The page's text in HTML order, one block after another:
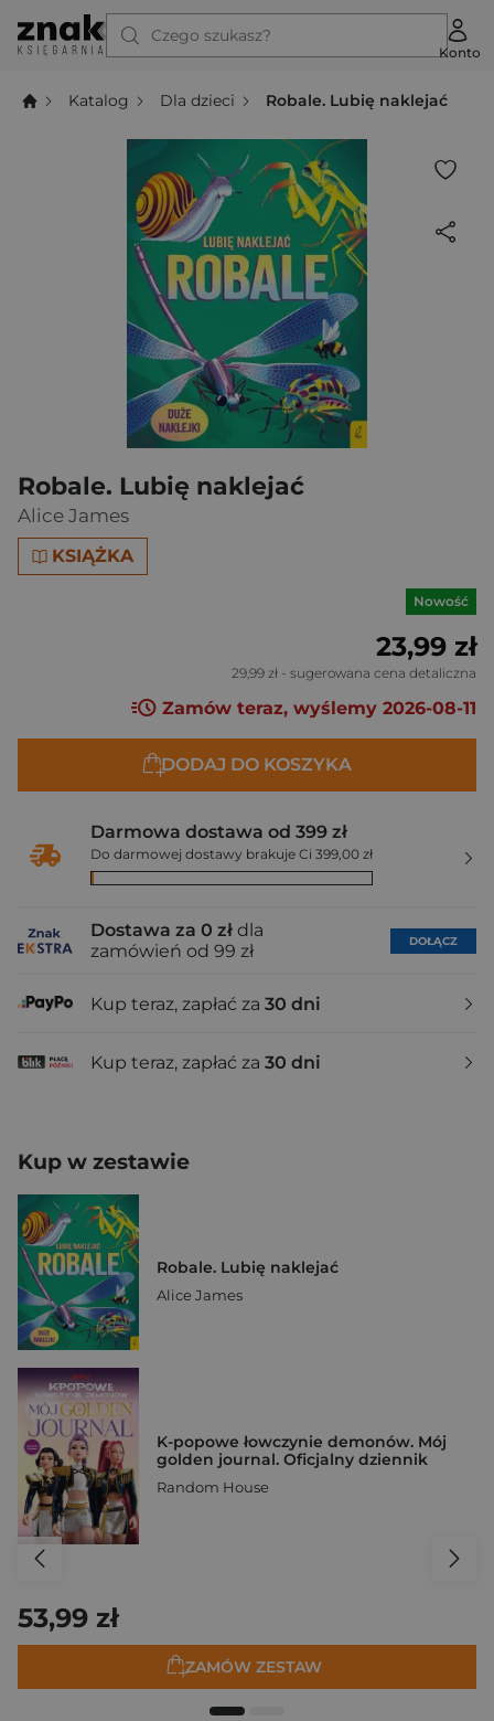
Czego szukasz?
Konto
Katalog Dla dzieci Robale. Lubię naklejać
Robale. Lubię naklejać
Alice James
KSIĄŻKA
Nowość
23,99 zł
29,99 zł - sugerowana cena detaliczna
Zamów teraz, wyślemy 2026-08-11
DODAJ DO KOSZYKA
Darmowa dostawa od 399 zł
Do darmowej dostawy brakuje Ci 399,00 zł
Dostawa za 0 zł dla
zamówień od 99 zł
DOŁĄCZ
Kup teraz, zapłać za 30 dni
Kup teraz, zapłać za 30 dni
Kup w zestawie
Robale. Lubię naklejać
Alice James
K-popowe łowczynie demonów. Mój
golden journal. Oficjalny dziennik
Random House
53,99 zł
ZAMÓW ZESTAW